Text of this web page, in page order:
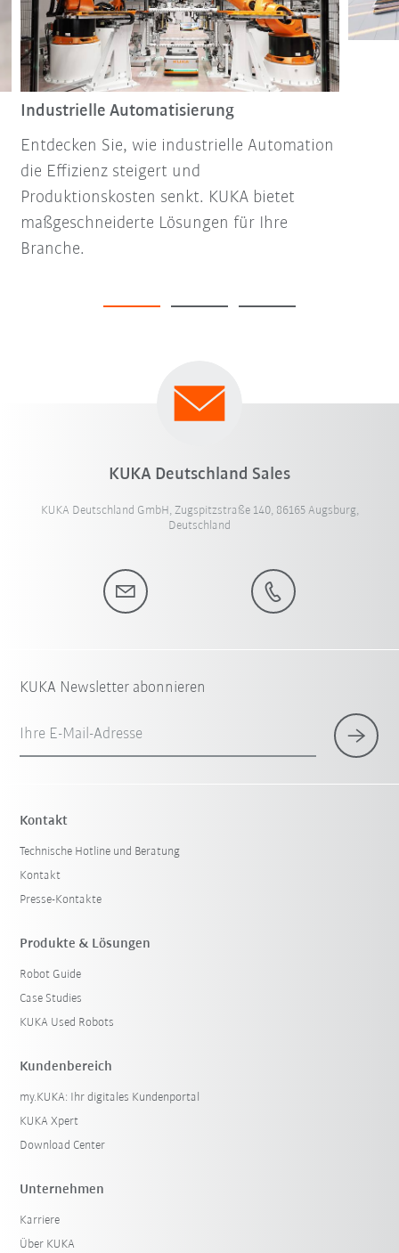
Industrielle Automatisierung
Entdecken Sie, wie industrielle Automation
die Effizienz steigert und
Produktionskosten senkt. KUKA bietet
maßgeschneiderte Lösungen für Ihre
Branche.
KUKA Deutschland Sales
KUKA Deutschland GmbH, Zugspitzstraße 140, 86165 Augsburg,
Deutschland
KUKA Newsletter abonnieren
Ihre E-Mail-Adresse
Kontakt
Technische Hotline und Beratung
Kontakt
Presse-Kontakte
Produkte & Lösungen
Robot Guide
Case Studies
KUKA Used Robots
Kundenbereich
my.KUKA: Ihr digitales Kundenportal
KUKA Xpert
Download Center
Unternehmen
Karriere
Über KUKA